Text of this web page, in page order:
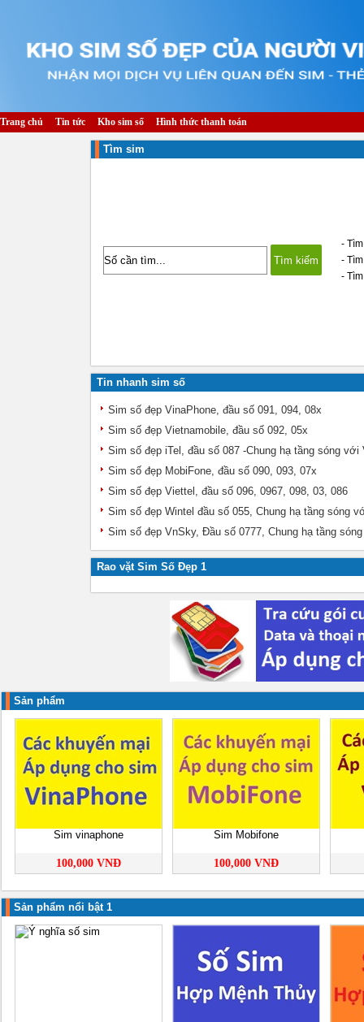
Trang chủ Tin tức Kho sim số Hình thức thanh toán
Tìm sim
-
-
-
Tin nhanh sim số
Sim số đẹp VinaPhone, đầu số 091, 094, 08x
Sim số đẹp Vietnamobile, đầu số 092, 05x
Sim số đẹp iTel, đầu số 087 -Chung hạ tầng sóng với
Sim số đẹp MobiFone, đầu số 090, 093, 07x
Sim số đẹp Viettel, đầu số 096, 0967, 098, 03, 086
Sim số đẹp Wintel đầu số 055, Chung hạ tầng sóng
Sim số đẹp VnSky, Đầu số 0777, Chung hạ tầng
Rao vặt Sim Số Đẹp 1
Sản phẩm
Sim vinaphone
100,000 VNĐ
Sim Mobifone
100,000 VNĐ
Sản phẩm nổi bật 1